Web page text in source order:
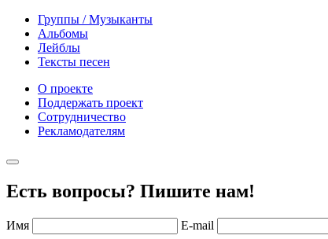
Группы / Музыканты
Альбомы
Лейблы
Тексты песен
О проекте
Поддержать проект
Сотрудничество
Рекламодателям
Есть вопросы? Пишите нам!
Имя E-mail